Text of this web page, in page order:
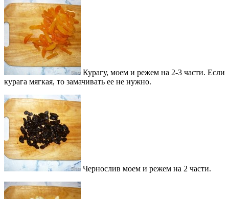
Курагу, моем и режем на 2-3 части. Если
курага мягкая, то замачивать ее не нужно.
Чернослив моем и режем на 2 части.